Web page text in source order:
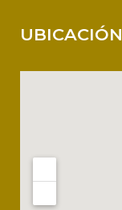
UBICACIÓN